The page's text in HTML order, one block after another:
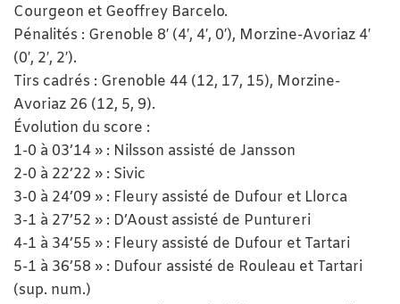
Courgeon et Geoffrey Barcelo.
Pénalités : Grenoble 8′ (4′, 4′, 0′), Morzine-Avoriaz 4′
(0′, 2′, 2′).
Tirs cadrés : Grenoble 44 (12, 17, 15), Morzine-
Avoriaz 26 (12, 5, 9).
Évolution du score :
1-0 à 03’14 » : Nilsson assisté de Jansson
2-0 à 22’22 » : Sivic
3-0 à 24’09 » : Fleury assisté de Dufour et Llorca
3-1 à 27’52 » : D’Aoust assisté de Puntureri
4-1 à 34’55 » : Fleury assisté de Dufour et Tartari
5-1 à 36’58 » : Dufour assisté de Rouleau et Tartari
(sup. num.)